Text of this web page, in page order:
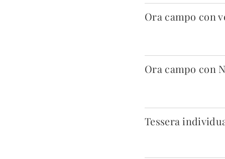
Ora campo con
Ora campo con
Tessera